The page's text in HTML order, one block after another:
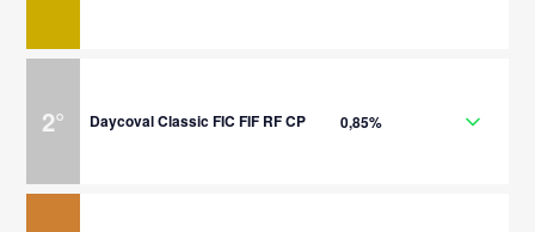
2° Daycoval Classic FIC FIF RF CP 0,85%